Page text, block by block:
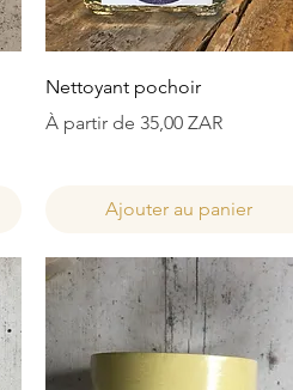
Aperçu rapide
Nettoyant pochoir
À partir de 35,00 ZAR
Prix promotionnel
Ajouter au panier